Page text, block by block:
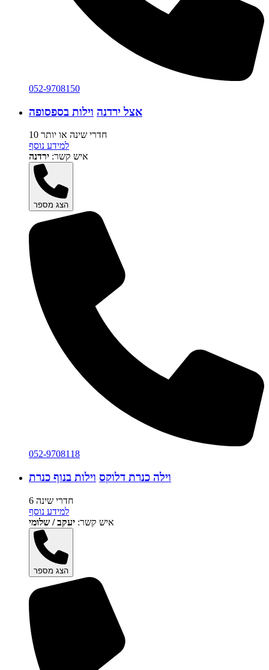
052-9708150
אצל ירדנה וילות בספסופה
10 חדרי שינה או יותר
למידע נוסף
איש קשר: ירדנה
הצג מספר
052-9708118
וילה כנרת דלוקס וילות בנוף כנרת
6 חדרי שינה
למידע נוסף
איש קשר: יעקב / שלומי
הצג מספר